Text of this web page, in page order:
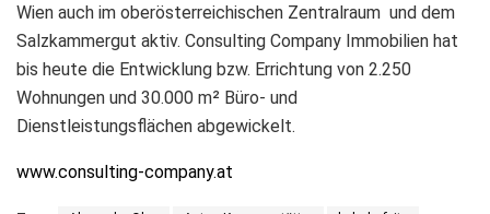
Wien auch im oberösterreichischen Zentralraum und dem
Salzkammergut aktiv. Consulting Company Immobilien hat
bis heute die Entwicklung bzw. Errichtung von 2.250
Wohnungen und 30.000 m² Büro- und
Dienstleistungsflächen abgewickelt.
www.consulting-company.at